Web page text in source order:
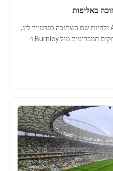
גלה איך להשיג כרטיסים ל-Arsenal ולהיות שם כשתזכה בפרמייר ליג,
כולל טיפים למציאת כרטיסים למשחקים המכריעים מול Burnley ו-